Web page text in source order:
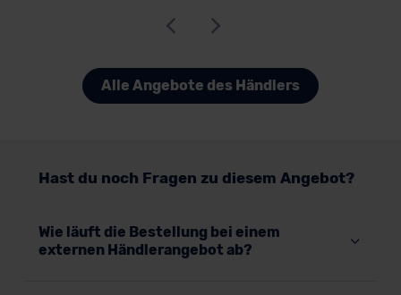
Alle Angebote des Händlers
Hast du noch Fragen zu diesem Angebot?
Wie läuft die Bestellung bei einem
externen Händlerangebot ab?